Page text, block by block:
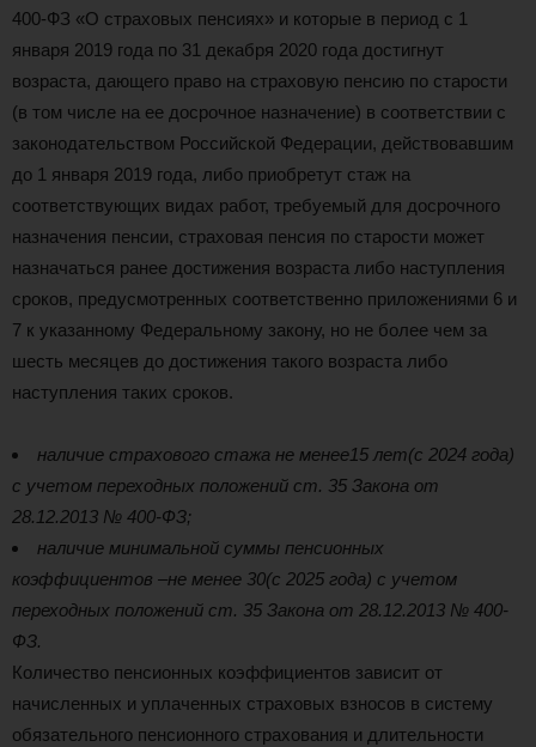
400-ФЗ «О страховых пенсиях» и которые в период с 1
января 2019 года по 31 декабря 2020 года достигнут
возраста, дающего право на страховую пенсию по старости
(в том числе на ее досрочное назначение) в соответствии с
законодательством Российской Федерации, действовавшим
до 1 января 2019 года, либо приобретут стаж на
соответствующих видах работ, требуемый для досрочного
назначения пенсии, страховая пенсия по старости может
назначаться ранее достижения возраста либо наступления
сроков, предусмотренных соответственно приложениями 6 и
7 к указанному Федеральному закону, но не более чем за
шесть месяцев до достижения такого возраста либо
наступления таких сроков.
наличие страхового стажа не менее15 лет(с 2024 года)
с учетом переходных положений ст. 35 Закона от
28.12.2013 № 400-ФЗ;
наличие минимальной суммы пенсионных
коэффициентов –не менее 30(с 2025 года) с учетом
переходных положений ст. 35 Закона от 28.12.2013 № 400-
ФЗ.
Количество пенсионных коэффициентов зависит от
начисленных и уплаченных страховых взносов в систему
обязательного пенсионного страхования и длительности